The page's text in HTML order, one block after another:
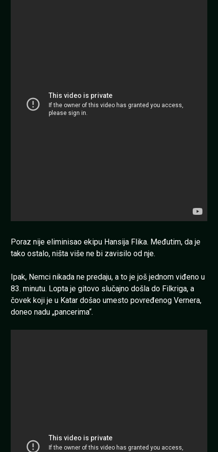
Poraz nije eliminisao ekipu Hansija Flika. Međutim, da je
tako ostalo, ništa više ne bi zavisilo od nje.
Ipak, Nemci nikada ne predaju, a to je još jednom viđeno u
83. minutu. Lopta je gitovo slučajno došla do Filkriga, a
čovek koji je u Katar došao umesto povređenog Vernera,
doneo nadu „pancerima“.